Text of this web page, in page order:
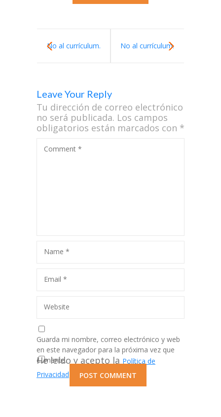
No al currículum.
Libre – Parte 1
No al currículum.
Leave Your Reply
Tu dirección de correo electrónico
no será publicada. Los campos
obligatorios están marcados con *
Comment *
Name *
Email *
Website
Guarda mi nombre, correo electrónico y web
en este navegador para la próxima vez que
comente.
He leído y acepto la Política de
Privacidad
de esta web*